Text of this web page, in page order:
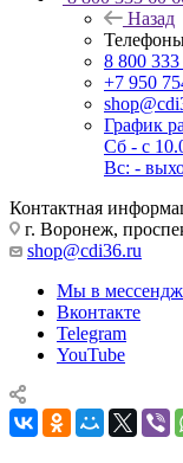
Назад
8 800
+7 950
График
Сб - с
Вс: -
Контактная
г. Воронеж,
shop@cdi36.ru
Мы в
Вконтакте
Telegram
YouTube